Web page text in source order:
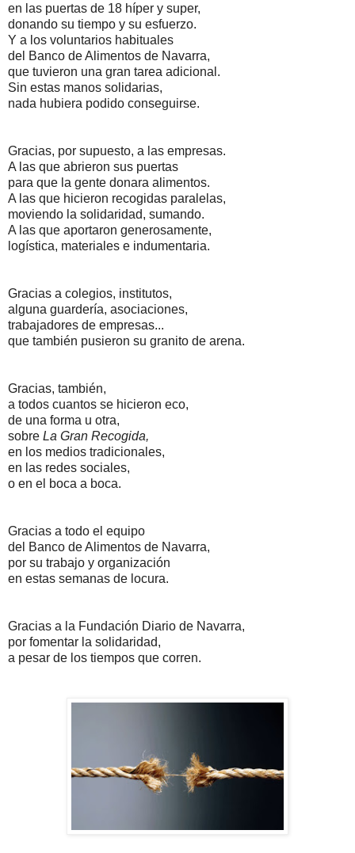
en las puertas de 18 híper y super,
donando su tiempo y su esfuerzo.
Y a los voluntarios habituales
del Banco de Alimentos de Navarra,
que tuvieron una gran tarea adicional.
Sin estas manos solidarias,
nada hubiera podido conseguirse.
Gracias, por supuesto, a las empresas.
A las que abrieron sus puertas
para que la gente donara alimentos.
A las que hicieron recogidas paralelas,
moviendo la solidaridad, sumando.
A las que aportaron generosamente,
logística, materiales e indumentaria.
Gracias a colegios, institutos,
alguna guardería, asociaciones,
trabajadores de empresas...
que también pusieron su granito de arena.
Gracias, también,
a todos cuantos se hicieron eco,
de una forma u otra,
sobre La Gran Recogida,
en los medios tradicionales,
en las redes sociales,
o en el boca a boca.
Gracias a todo el equipo
del Banco de Alimentos de Navarra,
por su trabajo y organización
en estas semanas de locura.
Gracias a la Fundación Diario de Navarra,
por fomentar la solidaridad,
a pesar de los tiempos que corren.